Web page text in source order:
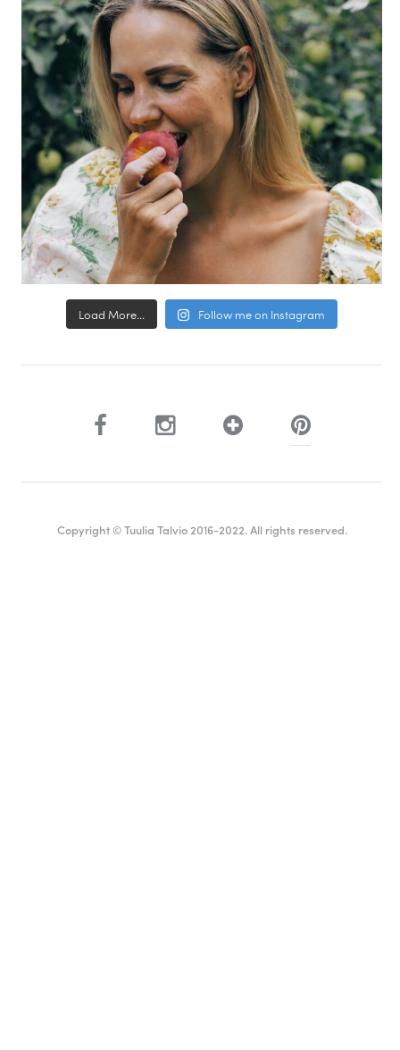
Load More... Follow me on Instagram
Copyright © Tuulia Talvio 2016-2022. All rights reserved.